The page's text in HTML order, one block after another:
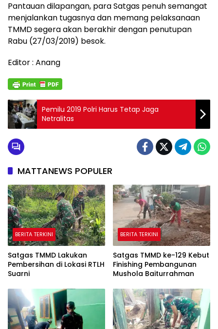
Pantauan dilapangan, para Satgas penuh semangat
menjalankan tugasnya dan memang pelaksanaan
TMMD segera akan berakhir dengan penutupan
Rabu (27/03/2019) besok.
Editor : Anang
Pemilu 2019 Polri Harus Tetap Jaga
Netralitas
MATTANEWS POPULER
BERITA TERKINI
Satgas TMMD Lakukan
Pembersihan di Lokasi RTLH
Suarni
BERITA TERKINI
Satgas TMMD ke-129 Kebut
Finishing Pembangunan
Mushola Baiturrahman